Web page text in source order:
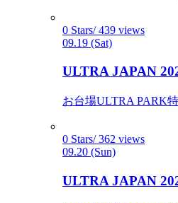
0 Stars/ 439 views
09.19 (Sat)
ULTRA JAPAN
お台場ULTRA PARK
0 Stars/ 362 views
09.20 (Sun)
ULTRA JAPAN